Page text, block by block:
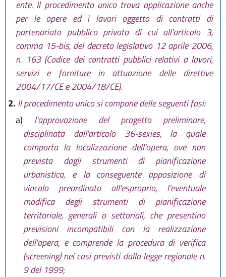
ente. Il procedimento unico trova applicazione anche
per le opere ed i lavori oggetto di contratti di
partenariato pubblico privato di cui all'articolo 3,
comma 15-bis, del decreto legislativo 12 aprile 2006,
n. 163 (Codice dei contratti pubblici relativi a lavori,
servizi e forniture in attuazione delle direttive
2004/17/CE e 2004/18/CE).
2. Il procedimento unico si compone delle seguenti fasi:
a)
l'approvazione del progetto preliminare,
disciplinata dall'articolo 36-sexies, la quale
comporta la localizzazione dell'opera, ove non
prevista dagli strumenti di pianificazione
urbanistica, e la conseguente apposizione di
vincolo preordinato all'esproprio, l'eventuale
modifica degli strumenti di pianificazione
territoriale, generali o settoriali, che presentino
previsioni incompatibili con la realizzazione
dell'opera, e comprende la procedura di verifica
(screening) nei casi previsti dalla legge regionale n.
9 del 1999;